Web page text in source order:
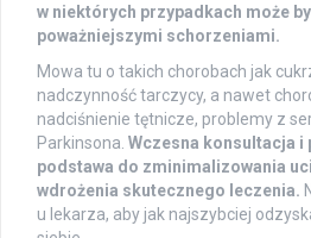
w niektórych przypadkach może
poważniejszymi schorzeniami.
Mowa tu o takich chorobach jak
nadczynność tarczycy, a nawet
nadciśnienie tętnicze, problemy z
Parkinsona. Wczesna konsultacja i
podstawa do zminimalizowania
wdrożenia skutecznego leczenia.
u lekarza, aby jak najszybciej